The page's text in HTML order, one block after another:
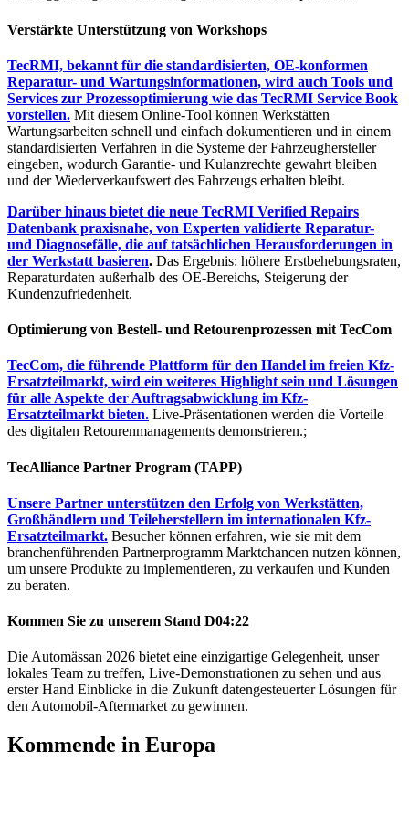
Verstärkte Unterstützung von Workshops
TecRMI, bekannt für die standardisierten, OE-konformen
Reparatur- und Wartungsinformationen, wird auch Tools und
Services zur Prozessoptimierung wie das TecRMI Service Book
vorstellen. Mit diesem Online-Tool können Werkstätten
Wartungsarbeiten schnell und einfach dokumentieren und in einem
standardisierten Verfahren in die Systeme der Fahrzeughersteller
eingeben, wodurch Garantie- und Kulanzrechte gewahrt bleiben
und der Wiederverkaufswert des Fahrzeugs erhalten bleibt.
Darüber hinaus bietet die neue TecRMI Verified Repairs
Datenbank praxisnahe, von Experten validierte Reparatur-
und Diagnosefälle, die auf tatsächlichen Herausforderungen in
der Werkstatt basieren. Das Ergebnis: höhere Erstbehebungsraten,
Reparaturdaten außerhalb des OE-Bereichs, Steigerung der
Kundenzufriedenheit.
Optimierung von Bestell- und Retourenprozessen mit TecCom
TecCom, die führende Plattform für den Handel im freien Kfz-
Ersatzteilmarkt, wird ein weiteres Highlight sein und Lösungen
für alle Aspekte der Auftragsabwicklung im Kfz-
Ersatzteilmarkt bieten. Live-Präsentationen werden die Vorteile
des digitalen Retourenmanagements demonstrieren.;
TecAlliance Partner Program (TAPP)
Unsere Partner unterstützen den Erfolg von Werkstätten,
Großhändlern und Teileherstellern im internationalen Kfz-
Ersatzteilmarkt. Besucher können erfahren, wie sie mit dem
branchenführenden Partnerprogramm Marktchancen nutzen können,
um unsere Produkte zu implementieren, zu verkaufen und Kunden
zu beraten.
Kommen Sie zu unserem Stand D04:22
Die Automässan 2026 bietet eine einzigartige Gelegenheit, unser
lokales Team zu treffen, Live-Demonstrationen zu sehen und aus
erster Hand Einblicke in die Zukunft datengesteuerter Lösungen für
den Automobil-Aftermarket zu gewinnen.
Kommende in Europa